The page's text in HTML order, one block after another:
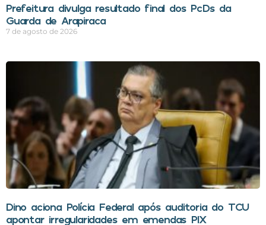
Prefeitura divulga resultado final dos PcDs da
Guarda de Arapiraca
7 de agosto de 2026
Dino aciona Polícia Federal após auditoria do TCU
apontar irregularidades em emendas PIX